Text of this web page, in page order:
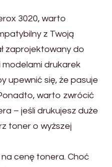
3020, warto
z Twoją
zaprojektowany do
modelami drukarek
upewnić się, że pasuje
warto zwrócić
– jeśli drukujesz duże
toner o wyższej
cenę tonera. Choć